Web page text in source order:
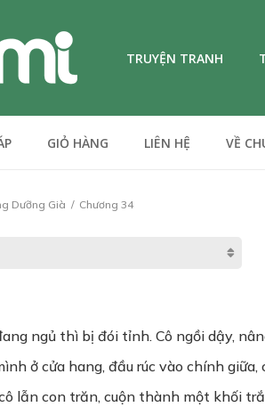
TRUYỆN TRANH
GIỎ HÀNG LIÊN HỆ VỀ
Dưỡng Già Chương 34
ngủ thì bị đói tỉnh. Cô ngồi dậy,
ở cửa hang, đầu rúc vào chính
lẫn con trăn, cuộn thành một khối